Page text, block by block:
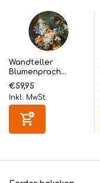
Wandteller
Blumenprach...
€59,95
Inkl. MwSt.